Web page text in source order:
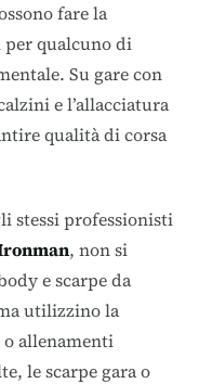
fare la
qualcuno di
Su gare con
e l’allacciatura
qualità di corsa
stessi professionisti
, non si
e scarpe da
utilizzino la
allenamenti
le scarpe gara o